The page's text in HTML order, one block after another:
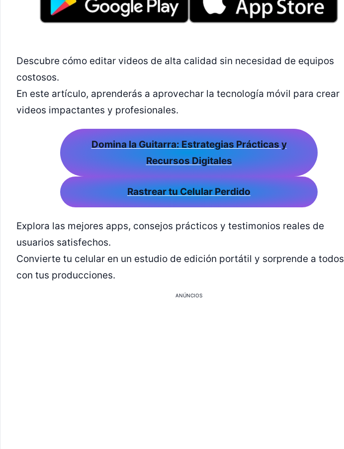
Descubre cómo editar videos de alta calidad sin necesidad de equipos
costosos.
En este artículo, aprenderás a aprovechar la tecnología móvil para crear
videos impactantes y profesionales.
Domina la Guitarra: Estrategias Prácticas y
Recursos Digitales
Rastrear tu Celular Perdido
Explora las mejores apps, consejos prácticos y testimonios reales de
usuarios satisfechos.
Convierte tu celular en un estudio de edición portátil y sorprende a todos
con tus producciones.
ANÚNCIOS